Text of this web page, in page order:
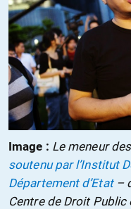
Image : Le meneur
soutenu par l’Institut
Département d’Etat–
Centre de Droit